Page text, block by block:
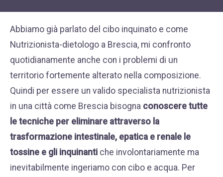
maschile
Trattamenti estetici
viso e corpo
Trattamenti per il
corpo
Trattamenti per mani,
viso, décolleté
Abbiamo già parlato del cibo inquinato e come
Nutrizionista-dietologo a Brescia, mi confronto
quotidianamente anche con i problemi di un
territorio fortemente alterato nella composizione.
Quindi per essere un valido specialista nutrizionista
in una città come Brescia bisogna conoscere tutte
le tecniche per eliminare attraverso la
trasformazione intestinale, epatica e renale le
tossine e gli inquinanti che involontariamente ma
inevitabilmente ingeriamo con cibo e acqua. Per